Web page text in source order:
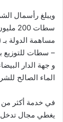
ويبلغ رأسمال
سطات 200 مليون درهم موزع بين
– سطات للتوزيع بـ
الماء الصالح للشرب
في خدمة أكثر من 7 ملايين نسمة
يغطي مجال تدخل